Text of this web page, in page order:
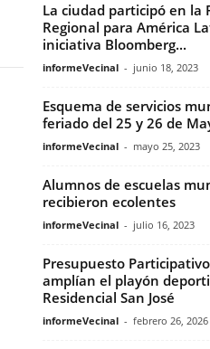
La ciudad participó en la
Regional para América
iniciativa Bloomberg...
informeVecinal - junio 18, 2023
Esquema de servicios
feriado del 25 y 26 de
informeVecinal - mayo 25, 2023
Alumnos de escuelas
recibieron ecolentes
informeVecinal - julio 16, 2023
Presupuesto
amplían el playón
Residencial San José
informeVecinal - febrero 26, 2026